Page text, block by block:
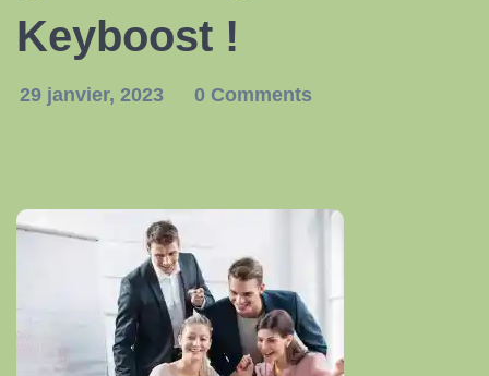
Keyboost !
29 janvier, 2023 0 Comments